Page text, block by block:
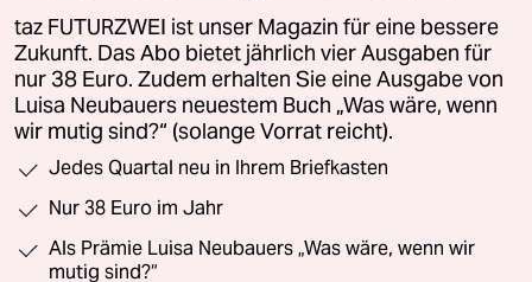
taz FUTURZWEI ist unser Magazin für eine bessere
Zukunft. Das Abo bietet jährlich vier Ausgaben für
nur 38 Euro. Zudem erhalten Sie eine Ausgabe von
Luisa Neubauers neuestem Buch „Was wäre, wenn
wir mutig sind?“ (solange Vorrat reicht).
Jedes Quartal neu in Ihrem Briefkasten
Nur 38 Euro im Jahr
Als Prämie Luisa Neubauers „Was wäre, wenn wir
mutig sind?“